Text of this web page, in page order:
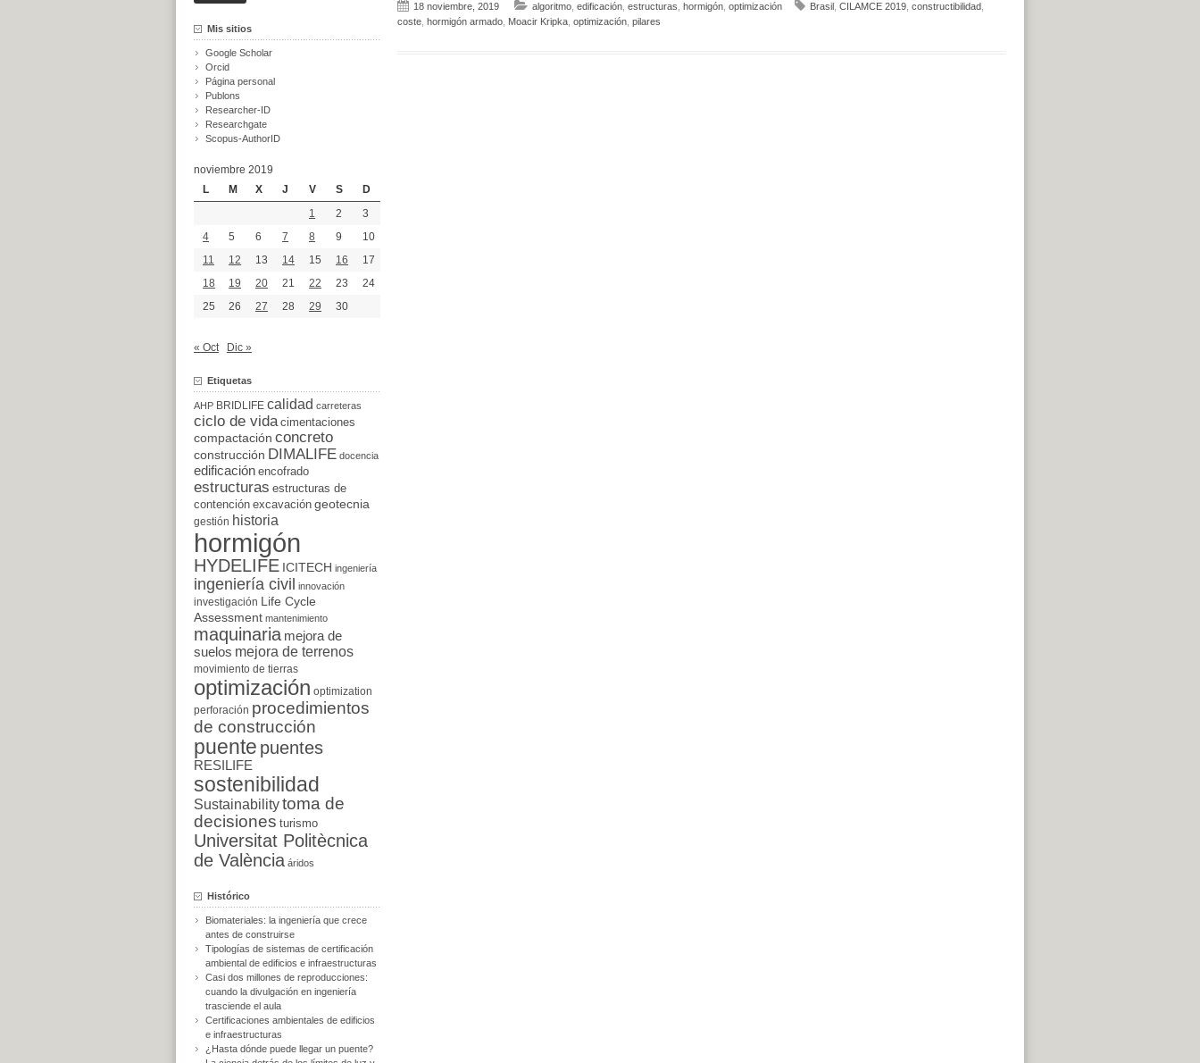
18 noviembre, 2019 algoritmo, edificación, estructuras hormigón, optimización Brasil CILAMCE 2019, constructibilidad
coste, hormigón armado, Moacir Kripka, optimización, pilares
Mis sitios
Google Scholar
Orcid
Página personal
Publons
Researcher-ID
Researchgate
Scopus-AuthorID
noviembre 2019
L
M X J V S
D
1
2
3
4
5 6 7 8 9
10
11
12 13 14 15 16
17
18
19 20 21 22 23
24
25
26 27 28 29 30
« Oct Dic »
Etiquetas
AHP BRIDLIFE calidad carreteras
ciclo de vida cimentaciones
compactación concreto
construcción DIMALIFE docencia
edificación encofrado
estructuras estructuras de
contención excavación geotecnia
gestión historia
hormigón
HYDELIFE ICITECH ingeniería
ingeniería civil innovación
investigación
Life Cycle
Assessment mantenimiento
maquinaria mejora de
suelos mejora de terrenos
movimiento de tierras
optimización optimization
perforación procedimientos
de construcción
puente puentes
RESILIFE
sostenibilidad
Sustainabilitytoma de
decisiones turismo
Universitat Politècnica
de València áridos
Histórico
Biomateriales: la ingeniería que crece
antes de construirse
Tipologías de sistemas de certificación
ambiental de edificios e infraestructuras
Casi dos millones de reproducciones:
cuando la divulgación en ingeniería
trasciende el aula
Certificaciones ambientales de edificios
e infraestructuras
¿Hasta dónde puede llegar un puente?